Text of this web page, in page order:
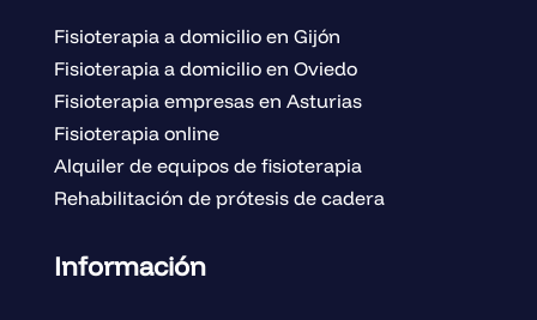
Fisioterapia a domicilio en Gijón
Fisioterapia a domicilio en Oviedo
Fisioterapia empresas en Asturias
Fisioterapia online
Alquiler de equipos de fisioterapia
Rehabilitación de prótesis de cadera
Información